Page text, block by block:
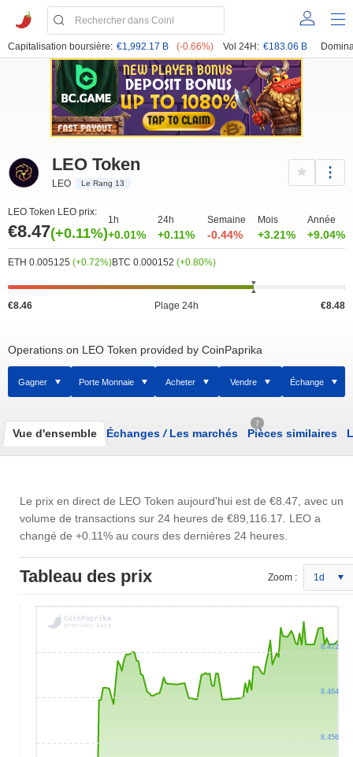
Capitalisation boursière: €1,992.17 B (-0.66%) Vol 24H: €183.06 B
LEO Token
LEO Le Rang 13
LEO Token LEO prix:
€8.47(+0.11%)
1h
+0.01%
24h
+0.11%
Semaine
-0.44%
Mois
+3.21%
Année
+9.04%
ETH 0.005125 (+0.72%)BTC 0.000152 (+0.80%)
€8.46 Plage 24h €8.48
Operations on LEO Token provided by CoinPaprika
Gagner Porte Monnaie Acheter Vendre Échange
Vue d'ensemble Échanges /Les marchés
7
Pièces similaires
Le prix en direct de LEO Token aujourd'hui est de €8.47 , avec un
volume de transactions sur 24 heures de €89,116.17 . LEO a
changé de +0.11% au cours des dernières 24 heures.
Tableau des prix Zoom : 1d
8.456
8.464
8.472